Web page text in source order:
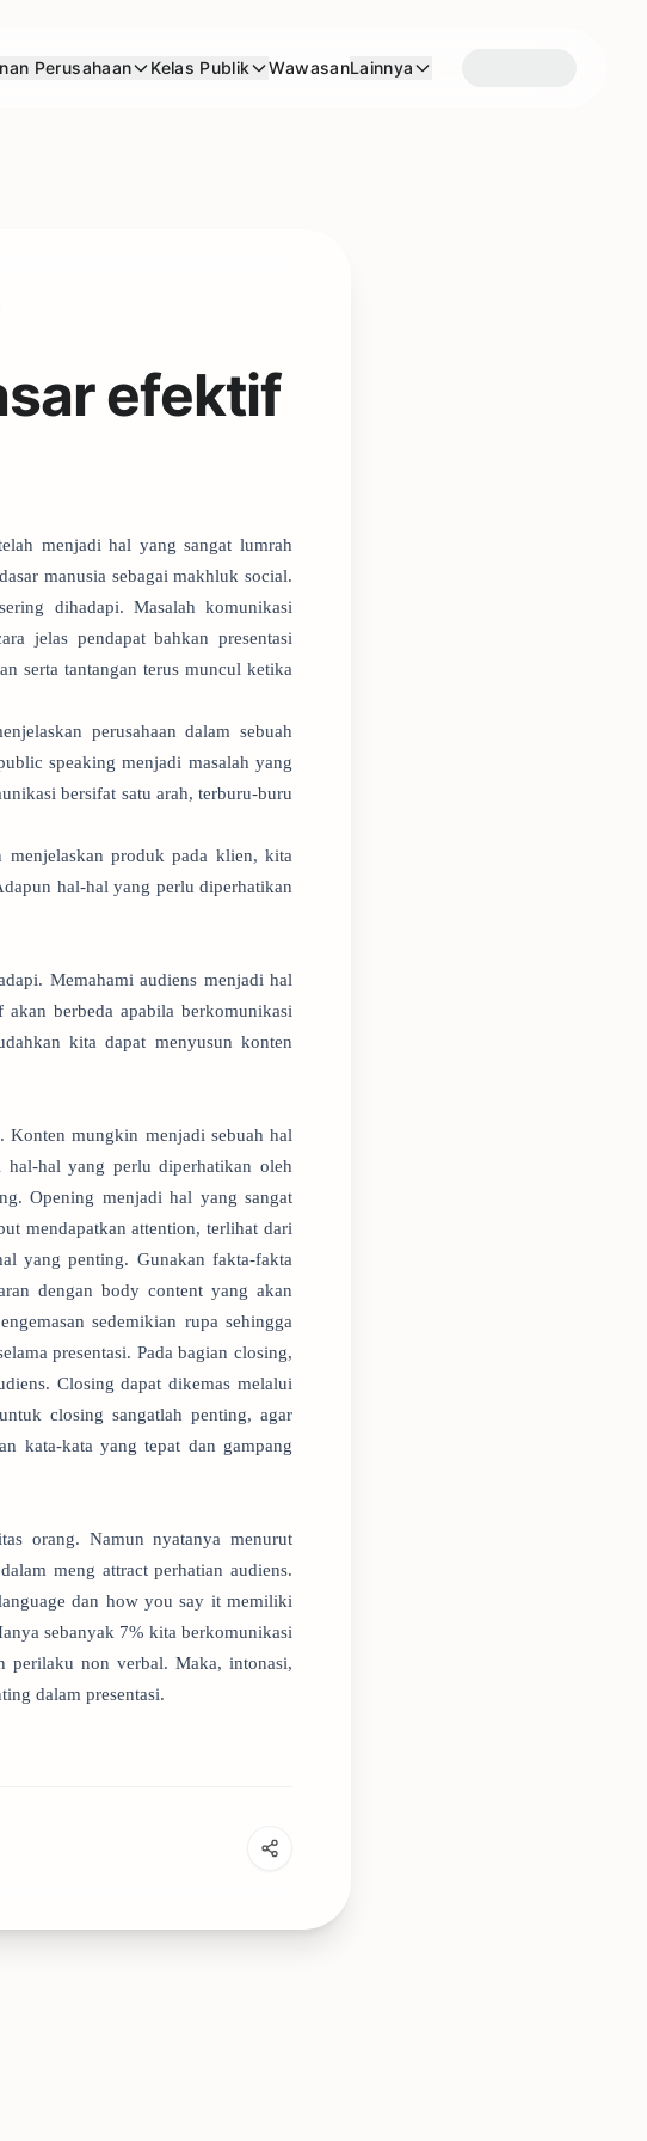
Perusahaan Kelas Publik WawasanLainnya
efektif
menjadi hal yang sangat lumrah
manusia sebagai makhluk social.
dihadapi. Masalah komunikasi
jelas pendapat bahkan presentasi
serta tantangan terus muncul ketika
perusahaan dalam sebuah
speaking menjadi masalah yang
bersifat satu arah, terburu-buru
menjelaskan produk pada klien, kita
hal-hal yang perlu diperhatikan
Memahami audiens menjadi hal
berbeda apabila berkomunikasi
kita dapat menyusun konten
Konten mungkin menjadi sebuah hal
hal-hal yang perlu diperhatikan oleh
Opening menjadi hal yang sangat
mendapatkan attention, terlihat dari
yang penting. Gunakan fakta-fakta
dengan body content yang akan
sedemikian rupa sehingga
presentasi. Pada bagian closing,
Closing dapat dikemas melalui
closing sangatlah penting, agar
kata-kata yang tepat dan gampang
orang. Namun nyatanya menurut
meng attract perhatian audiens.
dan how you say it memiliki
sebanyak 7% kita berkomunikasi
perilaku non verbal. Maka, intonasi,
dalam presentasi.